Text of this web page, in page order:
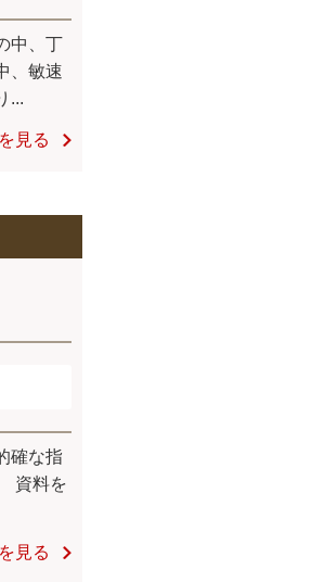
中、丁
、敏速
...
見る
確な指
資料を
見る